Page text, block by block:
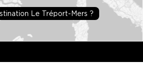
Le Tréport-Mers ?